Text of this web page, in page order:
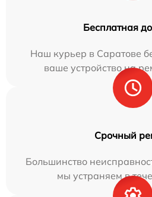
Бесплатная
Наш курьер в Саратове
ваше устройство на
Срочный
Большинство
мы устраняем в